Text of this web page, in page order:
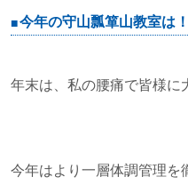
今年の守山瓢箪山教室は！
年末は、私の腰痛で皆様に
今年はより一層体調管理を